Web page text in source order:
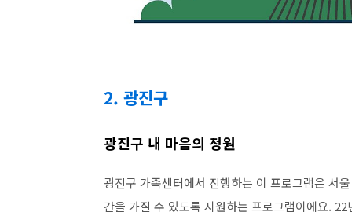
2. 광진구
광진구 내 마음의 정원
광진구 가족센터에서 진행하는 이 프로그램은 서
간을 가질 수 있도록 지원하는 프로그램이에요.